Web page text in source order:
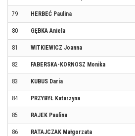
79 HERBEĆ Paulina
80 GĘBKA Aniela
81 WITKIEWICZ Joanna
82 FABERSKA-KORNOSZ Monika
83 KUBUS Daria
84 PRZYBYŁ Katarzyna
85 RAJEK Paulina
86 RATAJCZAK Małgorzata